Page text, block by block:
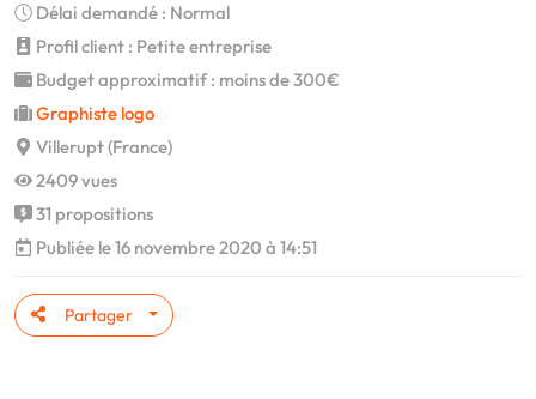
Délai demandé : Normal
Profil client : Petite entreprise
Budget approximatif : moins de 300€
Graphiste logo
Villerupt (France)
2409 vues
31 propositions
Publiée le 16 novembre 2020 à 14:51
Partager